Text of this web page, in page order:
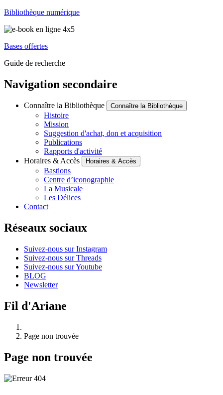
Bibliothèque numérique
Bases offertes
Guide de recherche
Navigation secondaire
Connaître la Bibliothèque Connaître la Bibliothèque
Histoire
Mission
Suggestion d'achat, don et acquisition
Publications
Rapports d'activité
Horaires & Accès
Horaires & Accès
Bastions
Centre d’iconographie
La Musicale
Les Délices
Contact
Réseaux sociaux
Suivez-nous sur Instagram
Suivez-nous sur Threads
Suivez-nous sur Youtube
BLOG
Newsletter
Fil d'Ariane
Page non trouvée
Page non trouvée